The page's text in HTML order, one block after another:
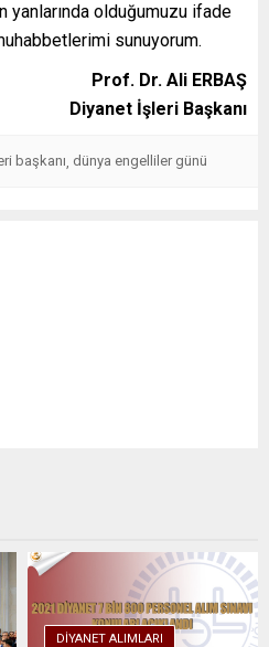
yanlarında olduğumuzu ifade
sunuyorum.
Prof. Dr. Ali ERBAŞ
Diyanet İşleri Başkanı
başkanı, dünya engelliler günü
DIYANET ALIMLARI